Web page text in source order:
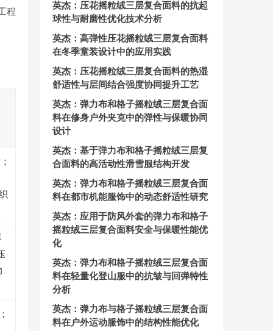
程
英杰：压花摇粒绒三层复合面料的抗起
球性与耐磨性优化技术分析
英杰：高弹性压花摇粒绒三层复合面料
在冬季童装设计中的应用实践
英杰：压花摇粒绒三层复合面料的热湿
舒适性与层间结合强度协同提升工艺
英杰：弹力布和格子摇粒绒三层复合面
料在修身户外夹克中的弹性与保暖协同
设计
英杰：基于弹力布和格子摇粒绒三层复
合面料的高活动性滑雪服结构开发
英杰：弹力布和格子摇粒绒三层复合面
料在都市机能服饰中的动态舒适性研究
英杰：应用于防风外套的弹力布和格子
摇粒绒三层复合面料安全与保暖性能优
化
英杰：弹力布和格子摇粒绒三层复合面
料在轻量化登山服中的抗皱与回弹特性
分析
英杰：弹力布与格子摇粒绒三层复合面
料在户外运动服饰中的结构性能优化